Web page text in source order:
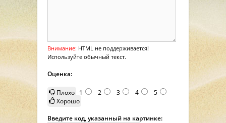
Внимание: HTML не поддерживается!
Используйте обычный текст.
Оценка:
Плохо 1 2 3 4
5
Хорошо
Введите код, указанный на картинке: